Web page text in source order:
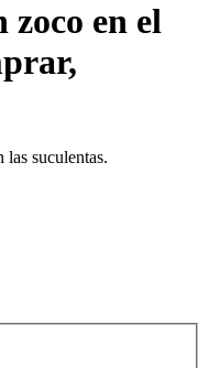
zoco en el
suculentas.